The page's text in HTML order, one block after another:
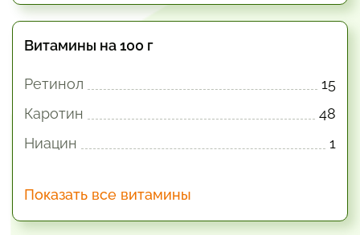
Витамины на 100 г
Ретинол
15
Каротин
48
Ниацин
1
Показать все витамины